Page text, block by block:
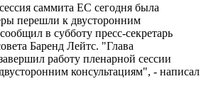
саммита ЕС сегодня была
перешли к двусторонним
в субботу пресс-секретарь
Баренд Лейтс. "Глава
работу пленарной сессии
консультациям", - написал